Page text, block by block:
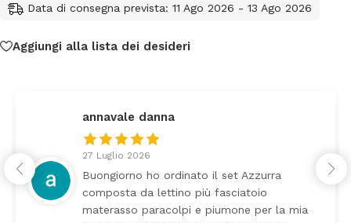
Data di consegna prevista: 11 Ago 2026 - 13 Ago 2026
Aggiungi alla lista dei desideri
set Azzurra
per la mia
Tutti perfetto! Ho
arrivato ben imballato
Prezzo ottimi rispetto la